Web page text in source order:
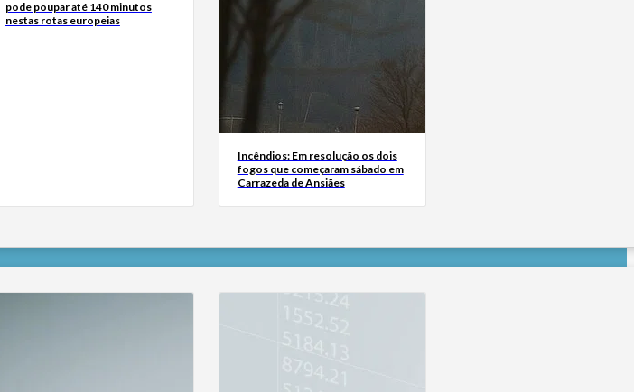
pode poupar até 140 minutos
nestas rotas europeias
Incêndios: Em resolução os dois
fogos que começaram sábado em
Carrazeda de Ansiães